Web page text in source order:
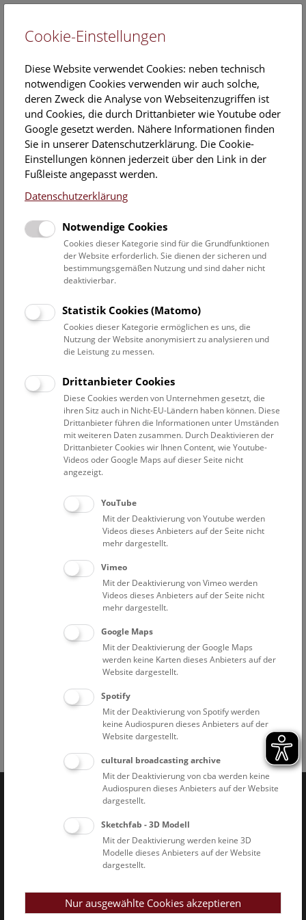
EN
NHM Narrenturm: Führung
durch die Studiensammlung
Samstag, 18. Oktober 2025, 11:00 Uhr – 12:00 Uhr |
Keine Buchung mehr möglich.
Die Überblicksführung durch die Studiensammlung zeigt
ausgewählte Präparate zu verschiedenen Erkrankungen wie
Tuberkulose, Syphilis oder Ichthyose.
Manche heute noch präsente Krankheiten wie Brustkrebs
und Pilzerkrankungen wirken durch die historischen
Moulagen lebensecht. Auch auf die Entwicklung der
Interesse der Gäste kann bei dieser Führung eingegangen
werden. Dauer ca. 45 Minuten.
NHM Narrenturm
Weitere Informationen zu Führungen finden Siehier.
Kontakt und Anmeldung:
+43 1 52177-625;pas@nhm.at
Mittwoch um 11, 13 und 15 Uhr
Donnerstag um 11, 13 und 15 Uhr
Freitag um 11, 13 und 15 Uhr
Samstag um 11, 14 und 15 Uhr
im Narrenturm (Spitalgasse 2, 1090 Wien)
Die Schausammlung kann selbstständig besichtigt werden.
Der Zugang ist barrierefrei.
Follow us on Google
Naturhistorisches Museum Wien © 2026
Impressum & AGB Datenschutz
Cookie-Einstellungen
Diese Website verwendet Cookies: neben technisch
notwendigen Cookies verwenden wir auch solche,
deren Zweck die Analyse von Webseitenzugriffen ist
und Cookies, die durch Drittanbieter wie Youtube oder
Google gesetzt werden. Nähere Informationen finden
Sie in unserer Datenschutzerklärung. Die Cookie-
Einstellungen können jederzeit über den Link in der
Fußleiste angepasst werden.
Datenschutzerklärung
Notwendige Cookies
Cookies dieser Kategorie sind für die Grundfunktionen
der Website erforderlich. Sie dienen der sicheren und
bestimmungsgemäßen Nutzung und sind daher nicht
deaktivierbar.
Statistik Cookies (Matomo)
Cookies dieser Kategorie ermöglichen es uns, die
Nutzung der Website anonymisiert zu analysieren und
die Leistung zu messen.
Drittanbieter Cookies
Diese Cookies werden von Unternehmen gesetzt, die
ihren Sitz auch in Nicht-EU-Ländern haben können. Diese
Drittanbieter führen die Informationen unter Umständen
mit weiteren Daten zusammen. Durch Deaktivieren der
Drittanbieter Cookies wir Ihnen Content, wie Youtube-
Videos oder Google Maps auf dieser Seite nicht
angezeigt.
YouTube
Mit der Deaktivierung von Youtube werden
Videos dieses Anbieters auf der Seite nicht
mehr dargestellt.
Vimeo
Mit der Deaktivierung von Vimeo werden
Videos dieses Anbieters auf der Seite nicht
mehr dargestellt.
Google Maps
Mit der Deaktivierung der Google Maps
werden keine Karten dieses Anbieters auf der
Website dargestellt.
Spotify
Mit der Deaktivierung von Spotify werden
keine Audiospuren dieses Anbieters auf der
Website dargestellt.
cultural broadcasting archive
Mit der Deaktivierung von cba werden keine
Audiospuren dieses Anbieters auf der Website
dargestellt.
Sketchfab - 3D Modell
Mit der Deaktivierung werden keine 3D
Modelle dieses Anbieters auf der Website
dargestellt.
Nur ausgewählte Cookies akzeptieren